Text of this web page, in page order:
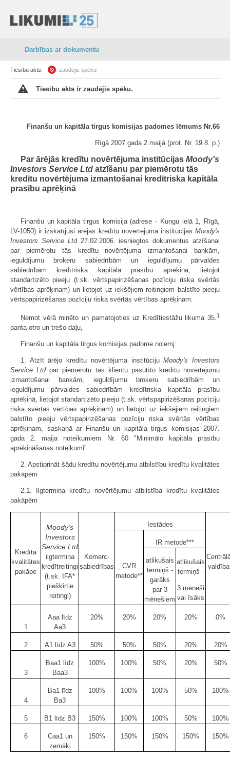
Darbības ar dokumentu
Tiesību akts: zaudējis spēku
Tiesību akts ir zaudējis spēku.
Finanšu un kapitāla tirgus komisijas padomes lēmums Nr.66
Rīgā 2007.gada 2.maijā (prot. Nr. 19 8. p.)
Par ārējās kredītu novērtējuma institūcijas Moody's
Investors Service Ltd atzīšanu par piemērotu tās
kredītu novērtējuma izmantošanai kredītriska kapitāla
prasību aprēķinā
Finanšu un kapitāla tirgus komisija (adrese - Kungu ielā 1, Rīgā,
LV-1050) ir izskatījusi ārējās kredītu novērtējuma institūcijas Moody's
Investors Service Ltd27.02.2006. iesniegtos dokumentus atzīšanai
par piemērotu tās kredītu novērtējuma izmantošanai bankām,
ieguldījumu brokeru sabiedrībām un ieguldījumu pārvaldes
sabiedrībām kredītriska kapitāla prasību aprēķinā, lietojot
standartizēto pieeju (t.sk. vērtspapirizēšanas pozīciju riska svērtās
vērtības aprēķinam) un lietojot uz iekšējiem reitingiem balstīto pieeju
vērtspapirizēšanas pozīciju riska svērtās vērtības aprēķinam.
Ņemot vērā minēto un pamatojoties uz Kredītiestāžu likuma 35.1
panta otro un trešo daļu,
Finanšu un kapitāla tirgus komisijas padome nolemj:
1. Atzīt ārējo kredītu novērtējuma institūcijuMoody's Investors
Service Ltdpar piemērotu tās klientu pasūtīto kredītu novērtējumu
izmantošanai bankām, ieguldījumu brokeru sabiedrībām un
ieguldījumu pārvaldes sabiedrībām kredītriska kapitāla prasību
aprēķinā, lietojot standartizēto pieeju (t.sk. vērtspapirizēšanas pozīciju
riska svērtās vērtības aprēķinam) un lietojot uz iekšējiem reitingiem
balstīto pieeju vērtspapirizēšanas pozīciju riska svērtās vērtības
aprēķinam, saskaņā ar Finanšu un kapitāla tirgus komisijas 2007.
gada 2. maija noteikumiem Nr. 60 "Minimālo kapitāla prasību
aprēķināšanas noteikumi".
2. Apstiprināt šādu kredītu novērtējumu atbilstību kredītu kvalitātes
pakāpēm
2.1. Ilgtermiņa kredītu novērtējumu atbilstība kredītu kvalitātes
pakāpēm
Kredīta
kvalitātes
pakāpe
Moody's
Investors
Service Ltd
ilgtermiņa
kredītreitingi
(t.sk. IFA*
piešķirtie
reitingi)
Komerc­
sabiedrības
Iestādes
CVR
metode**
IR metode***
atlikušais
termiņš -
garāks
par 3
mēnešiem
atlikušais
termiņš -
3 mēneši
vai īsāks
1
Aaa līdz
Aa3
20% 20% 20% 20% 0%
2 A1 līdz A3 50% 50% 50% 20% 20%
3
Baa1 līdz
Baa3
100% 100% 50% 20% 50%
4
Ba1 līdz
Ba3
100% 100% 100% 50% 100%
5 B1 līdz B3 150% 100% 100% 50% 100%
6
Caa1 un
zemāki
150% 150% 150% 150% 150%